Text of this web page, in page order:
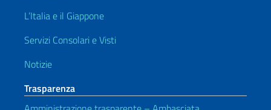
L’Italia e il Giappone
Servizi Consolari e Visti
Notizie
Trasparenza